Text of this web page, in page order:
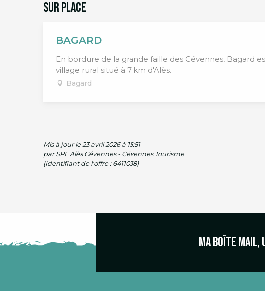
Sur place
BAGARD
En bordure de la grande faille des Cévennes, Bagard
village rural situé à 7 km d'Alès.
Bagard
Mis à jour le 23 avril 2026 à 15:51
par SPL Alès Cévennes - Cévennes Tourisme
(Identifiant de l'offre : 6411038)
Ma boîte